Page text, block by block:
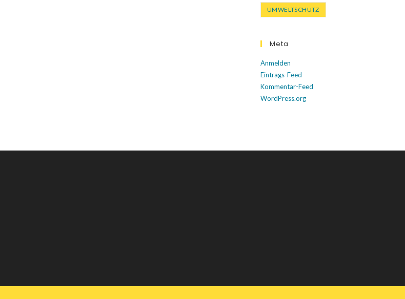
UMWELTSCHUTZ
Meta
Anmelden
Eintrags-Feed
Kommentar-Feed
WordPress.org